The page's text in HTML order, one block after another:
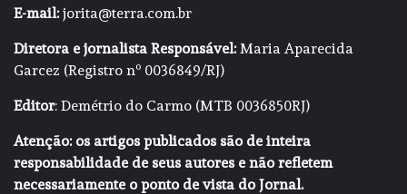
E-mail:jorita@terra.com.br
Diretora e jornalista Responsável:Maria Aparecida
Garcez (Registro nº 0036849/RJ)
Editor: Demétrio do Carmo (MTB 0036850RJ)
Atenção: os artigos publicados são de inteira
responsabilidade de seus autores e não refletem
necessariamente o ponto de vista do Jornal.